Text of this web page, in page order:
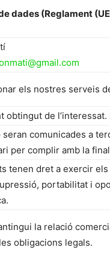
dades (Reglament
els nostres serveis
obtingut de
seran comunicades a
per complir amb la
tenen dret a exercir
portabilitat i
la relació
obligacions legals.